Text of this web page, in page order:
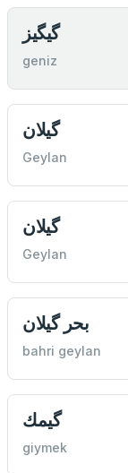
گیگيز
geniz
گیلان
Geylan
گیلان
Geylan
بحر گیلان
bahri geylan
گيمك
giymek